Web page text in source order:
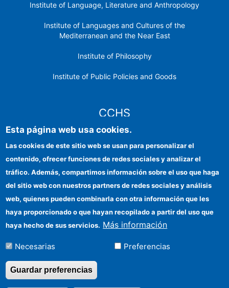
Institute of Language, Literature and Anthropology
Institute of Languages ​​and Cultures of the
Mediterranean and the Near East
Institute of Philosophy
Institute of Public Policies and Goods
CCHS
Institutional identity
FEDER funds
Funding entities
Contact
Esta página web usa cookies.
Las cookies de este sitio web se usan para personalizar el
contenido, ofrecer funciones de redes sociales y analizar el
tráfico. Además, compartimos información sobre el uso que haga
del sitio web con nuestros partners de redes sociales y análisis
web, quienes pueden combinarla con otra información que les
haya proporcionado o que hayan recopilado a partir del uso que
haya hecho de sus servicios. Más información
Necesarias Preferencias
Guardar preferencias